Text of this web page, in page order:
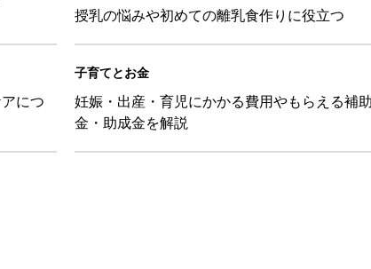
！」「ユニクロ・ZARAも！」おすすめ4選
の夏に多く発生。時間帯は14時が危ない！親のNG行動も危険を